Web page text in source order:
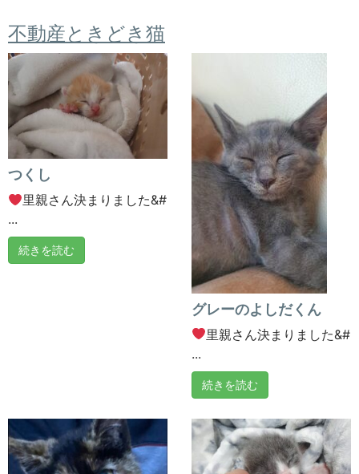
不動産ときどき猫
つくし
里親さん決まりました&#
...
続きを読む
グレーのよしだくん
里親さん決まりました&#
...
続きを読む